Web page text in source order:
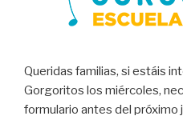
Queridas familias, si estáis
Gorgoritos los miércoles,
formulario antes del